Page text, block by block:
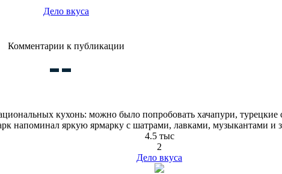
Дело вкуса
Комментарии к публикации
кухонь: можно было попробовать хачапури,
напоминал яркую ярмарку с шатрами, лавками, музыкантами и
4.5 тыс
2
Дело вкуса